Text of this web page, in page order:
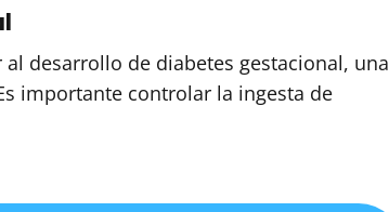
desarrollo de diabetes gestacional, una
importante controlar la ingesta de